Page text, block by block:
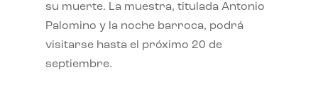
su muerte. La muestra, titulada Antonio
Palomino y la noche barroca, podrá
visitarse hasta el próximo 20 de
septiembre.